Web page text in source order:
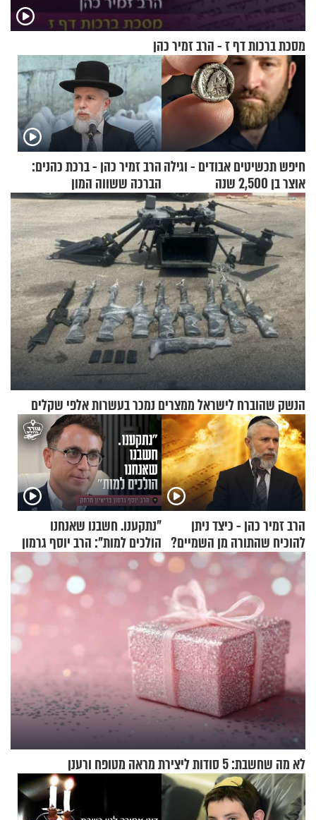
מסכת ברכות דף ז - הרב זמיר כהן
חיפש תכשיטים אבודים - וגילה
אוצר בן 2,500 שנה
הרב זמיר כהן - ברכת כהנים:
הברכה ששווה המון
הנשק שהוברח לישראל ממצרים נמכר בעשרות אלפי שקלים
הרב זמיר כהן - כיצד ניתן
להוכיח שהתורה מן השמיים?
"נתקענו. חשבנו שאנחנו
הולכים למות": הרב יוסף גרמון
בריאיון מרתק
לא מה שחשבת: 5 סודות ליצירת מראה מטופח ורענן